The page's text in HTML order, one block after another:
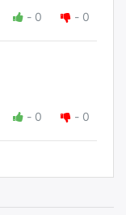
- 0 - 0
- 0 - 0